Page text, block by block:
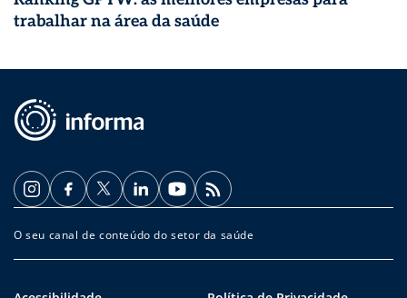
trabalhar na área da saúde
O seu canal de conteúdo do setor da saúde